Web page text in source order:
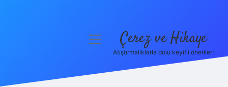
menüyü Çerez ve Hikaye
Atıştırmalıklarla dolu keyifli öneriler!